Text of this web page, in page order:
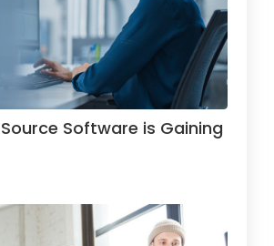
Software is Gaining